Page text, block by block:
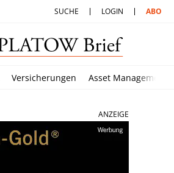
SUCHE LOGIN ABO
Versicherungen Asset Management
ANZEIGE